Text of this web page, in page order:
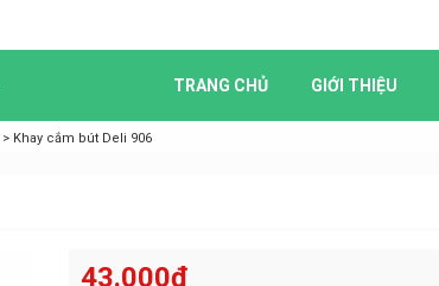
TRANG CHỦ GIỚI THIỆU
> Khay cắm bút Deli 906
43.000₫